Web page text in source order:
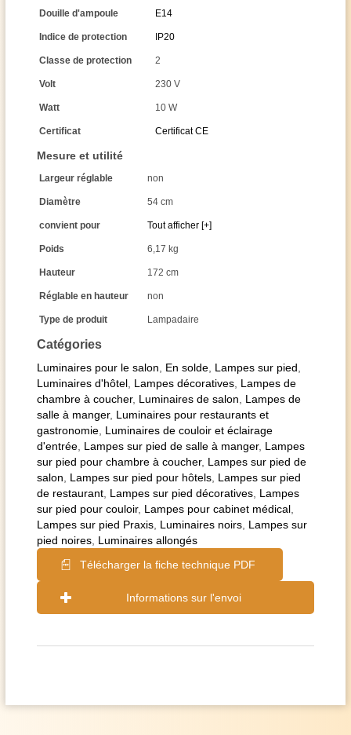
Catégories
Luminaires pour le salon En solde Lampes sur pied
Luminaires d'hôtel Lampes décoratives Lampes de
chambre à coucher, Luminaires de salon
Lampes de
salle à manger, Luminaires pour restaurants et
gastronomie Luminaires de couloir et éclairage
d'entrée Lampes sur pied de salle à manger, Lampes
sur pied pour chambre à coucher, Lampes sur pied de
salon
Lampes sur pied pour hôtels Lampes sur pied
de restaurant Lampes sur pied décoratives Lampes
sur pied pour couloir, Lampes pour cabinet médical
Lampes sur pied Praxis Luminaires noirs Lampes sur
pied noires Luminaires allongés
Télécharger la fiche technique PDF
Informations sur l'envoi
Douille d'ampoule E14
Indice de protection IP20
Classe de protection 2
Volt 230 V
Watt 10 W
Certificat Certificat CE
Mesure et utilité
Largeur réglable non
Diamètre 54 cm
convient pour Tout afficher [+]
Poids 6,17 kg
Hauteur 172 cm
Réglable en hauteur non
Type de produit Lampadaire